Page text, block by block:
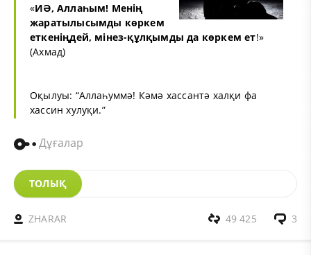
«ИӘ, Аллаһым! Менің
жаратылысымды көркем
еткеніңдей, мінез-құлқымды да көркем ет!»
(Ахмад)
Оқылуы: “Аллаһуммә! Кәмә хассантә халқи фа
хассин хулуқи.”
Дұғалар
ТОЛЫҚ
ZHARAR 3
49 425